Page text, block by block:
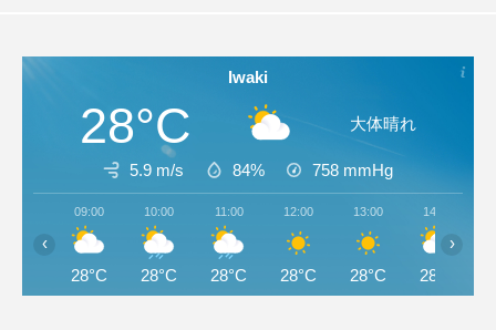
Iwaki
28°C 大体晴れ
5.9 m/s 84% 758 mmHg
09:00
28°C
10:00
28°C
11:00
28°C
12:00
28°C
13:00
28°C
14:00
28°C
‹ ›